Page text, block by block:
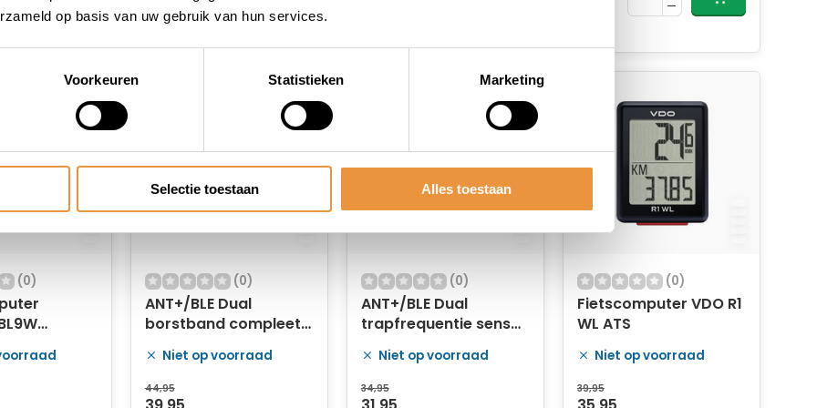
op basis van uw gebruik van hun services.
Voorkeuren Statistieken Marketing
Selectie toestaan Alles toestaan
(0) (0)
ANT+/BLE Dual
borstband compleet
VDO voor R5
Niet op voorraad
44,95
(0)
ANT+/BLE Dual
trapfrequentie sensor
VDO - magneetloos
op crank voor R5
Niet op voorraad
34,95
(0)
Fietscomputer VDO R1
WL ATS
Niet op voorraad
39,95